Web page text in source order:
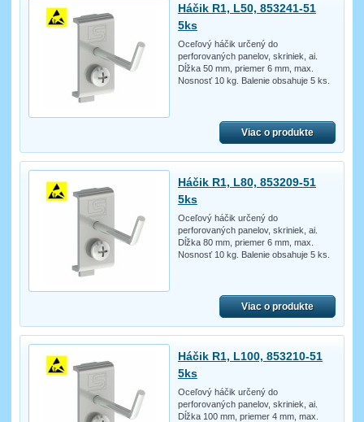
Háčik R1, L50, 853241-51
5ks
Oceľový háčik určený do
perforovaných panelov, skriniek, ai.
Dĺžka 50 mm, priemer 6 mm, max.
Nosnosť 10 kg. Balenie obsahuje 5 ks.
Viac o produkte
Háčik R1, L80, 853209-51
5ks
Oceľový háčik určený do
perforovaných panelov, skriniek, ai.
Dĺžka 80 mm, priemer 6 mm, max.
Nosnosť 10 kg. Balenie obsahuje 5 ks.
Viac o produkte
Háčik R1, L100, 853210-51
5ks
Oceľový háčik určený do
perforovaných panelov, skriniek, ai.
Dĺžka 100 mm, priemer 4 mm, max.